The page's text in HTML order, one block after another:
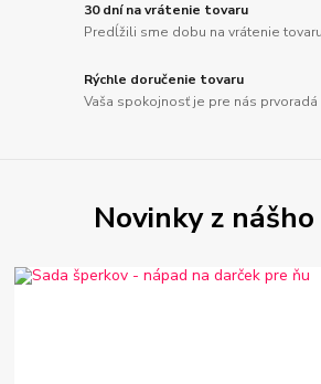
30 dní na vrátenie tovaru
Predĺžili sme dobu na vrátenie tovaru
Rýchle doručenie tovaru
Vaša spokojnosť je pre nás prvoradá
Novinky z